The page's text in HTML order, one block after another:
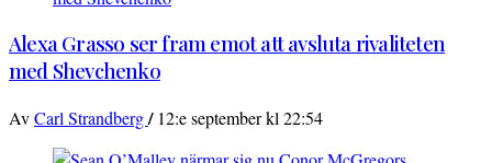
Alexa Grasso ser fram emot att avsluta rivaliteten
med Shevchenko
AvCarl Strandberg/ 12:e september kl 22:54